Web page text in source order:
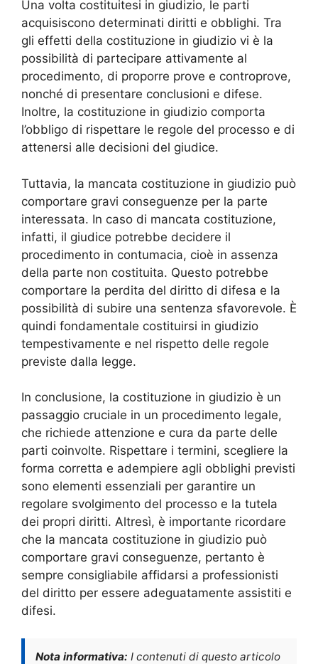
Una volta costituitesi in giudizio, le parti
acquisiscono determinati diritti e obblighi. Tra
gli effetti della costituzione in giudizio vi è la
possibilità di partecipare attivamente al
procedimento, di proporre prove e controprove,
nonché di presentare conclusioni e difese.
Inoltre, la costituzione in giudizio comporta
l’obbligo di rispettare le regole del processo e di
attenersi alle decisioni del giudice.
Tuttavia, la mancata costituzione in giudizio può
comportare gravi conseguenze per la parte
interessata. In caso di mancata costituzione,
infatti, il giudice potrebbe decidere il
procedimento in contumacia, cioè in assenza
della parte non costituita. Questo potrebbe
comportare la perdita del diritto di difesa e la
possibilità di subire una sentenza sfavorevole. È
quindi fondamentale costituirsi in giudizio
tempestivamente e nel rispetto delle regole
previste dalla legge.
In conclusione, la costituzione in giudizio è un
passaggio cruciale in un procedimento legale,
che richiede attenzione e cura da parte delle
parti coinvolte. Rispettare i termini, scegliere la
forma corretta e adempiere agli obblighi previsti
sono elementi essenziali per garantire un
regolare svolgimento del processo e la tutela
dei propri diritti. Altresì, è importante ricordare
che la mancata costituzione in giudizio può
comportare gravi conseguenze, pertanto è
sempre consigliabile affidarsi a professionisti
del diritto per essere adeguatamente assistiti e
difesi.
Nota informativa: I contenuti di questo articolo